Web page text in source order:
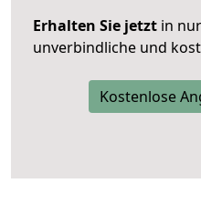
Erhalten Sie jetzt in
unverbindliche und
Kostenlose